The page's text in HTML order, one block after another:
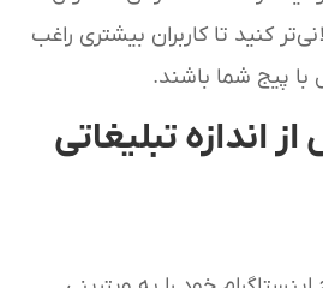
کنید تا کاربران بیشتری راغب
با پیج شما باشند.
اندازه تبلیغاتی